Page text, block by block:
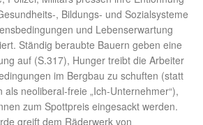
, Bildungs- und Sozialsysteme
und Lebenserwartung
Ständig beraubte Bauern geben eine
auf (S.317), Hunger treibt die Arbeiter
im Bergbau zu schuften (statt
als neoliberal-freie „Ich-Unternehmer“),
zum Spottpreis eingesackt werden.
greift dem Räderwerk von